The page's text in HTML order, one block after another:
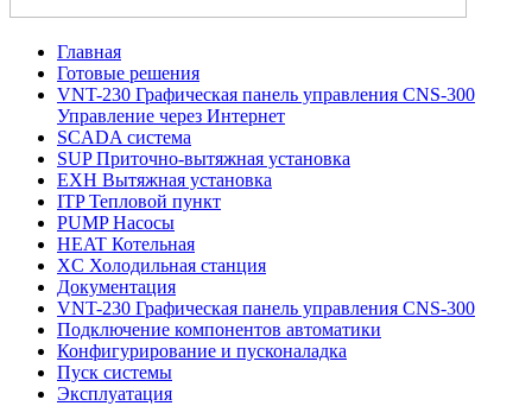
Главная
Готовые решения
VNT-230 Графическая панель управления CNS-300
Управление через Интернет
SCADA система
SUP Приточно-вытяжная установка
EXH Вытяжная установка
ITP Тепловой пункт
PUMP Насосы
HEAT Котельная
XC Холодильная станция
Документация
VNT-230 Графическая панель управления CNS-300
Подключение компонентов автоматики
Конфигурирование и пусконаладка
Пуск системы
Эксплуатация